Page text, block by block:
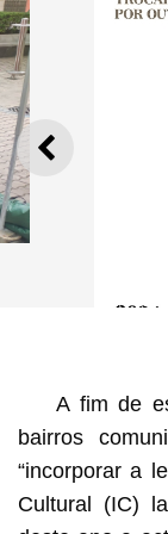
ANTERIOR
A fim de
bairros
“incorporar a
Cultural (IC)